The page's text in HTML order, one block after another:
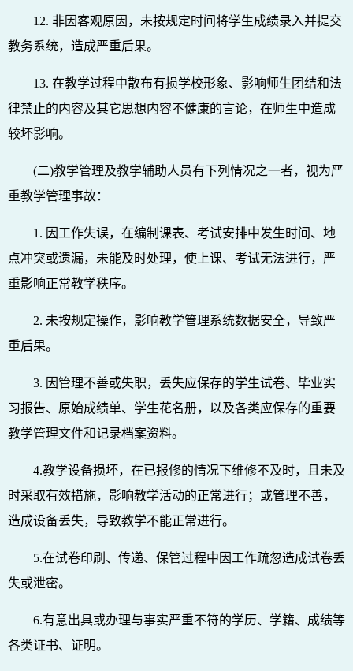
12. 非因客观原因，未按规定时间将学生成绩录入并提交
教务系统，造成严重后果。
13. 在教学过程中散布有损学校形象、影响师生团结和法
律禁止的内容及其它思想内容不健康的言论，在师生中造成
较坏影响。
(二)教学管理及教学辅助人员有下列情况之一者，视为严
重教学管理事故：
1. 因工作失误，在编制课表、考试安排中发生时间、地
点冲突或遗漏，未能及时处理，使上课、考试无法进行，严
重影响正常教学秩序。
2. 未按规定操作，影响教学管理系统数据安全，导致严
重后果。
3. 因管理不善或失职，丢失应保存的学生试卷、毕业实
习报告、原始成绩单、学生花名册，以及各类应保存的重要
教学管理文件和记录档案资料。
4.教学设备损坏，在已报修的情况下维修不及时，且未及
时采取有效措施，影响教学活动的正常进行；或管理不善，
造成设备丢失，导致教学不能正常进行。
5.在试卷印刷、传递、保管过程中因工作疏忽造成试卷丢
失或泄密。
6.有意出具或办理与事实严重不符的学历、学籍、成绩等
各类证书、证明。